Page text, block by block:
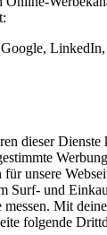
dieser
unsere
Surf- und
messen. Mit
folgende